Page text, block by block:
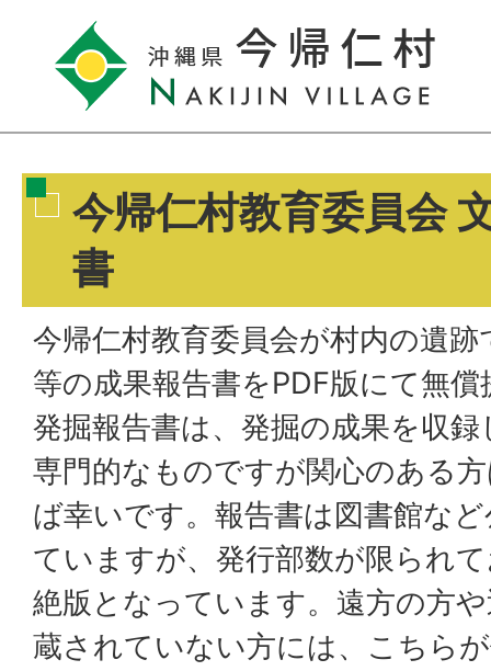
今帰仁村教育委員会
書
今帰仁村教育委員会が村内の遺
等の成果報告書をPDF版にて無
発掘報告書は、発掘の成果を収
専門的なものですが関心のある
ば幸いです。報告書は図書館な
ていますが、発行部数が限られ
絶版となっています。遠方の方
蔵されていない方には、こちら